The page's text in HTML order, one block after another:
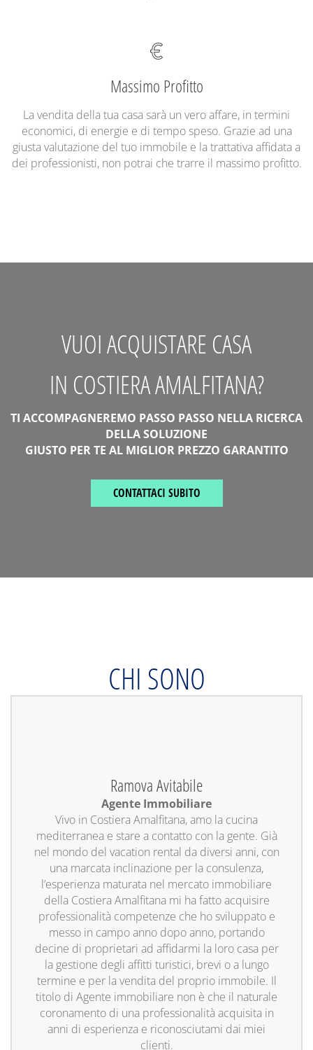
Massimo Profitto
La vendita della tua casa sarà un vero affare, in termini
economici, di energie e di tempo speso. Grazie ad una
giusta valutazione del tuo immobile e la trattativa affidata a
dei professionisti, non potrai che trarre il massimo profitto.
VUOI ACQUISTARE CASA
IN COSTIERA AMALFITANA?
TI ACCOMPAGNEREMO PASSO PASSO NELLA RICERCA
DELLA SOLUZIONE
GIUSTO PER TE AL MIGLIOR PREZZO GARANTITO
CONTATTACI SUBITO
CHI SONO
Ramova Avitabile
Agente Immobiliare
Vivo in Costiera Amalfitana, amo la cucina
mediterranea e stare a contatto con la gente. Già
nel mondo del vacation rental da diversi anni, con
una marcata inclinazione per la consulenza,
l’esperienza maturata nel mercato immobiliare
della Costiera Amalfitana mi ha fatto acquisire
professionalità competenze che ho sviluppato e
messo in campo anno dopo anno, portando
decine di proprietari ad affidarmi la loro casa per
la gestione degli affitti turistici, brevi o a lungo
termine e per la vendita del proprio immobile. Il
titolo di Agente immobiliare non è che il naturale
coronamento di una professionalità acquisita in
anni di esperienza e riconosciutami dai miei
clienti.